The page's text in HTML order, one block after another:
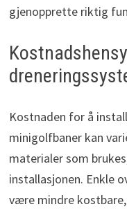
gjenopprette riktig
Kostnaden for å
minigolfbaner kan
materialer som
installasjonen. Enkle
være mindre